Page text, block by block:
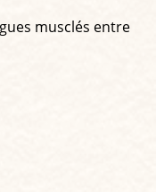
musclés entre